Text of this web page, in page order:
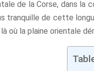
de la Corse, dans
tranquille de cette
où la plaine orientale